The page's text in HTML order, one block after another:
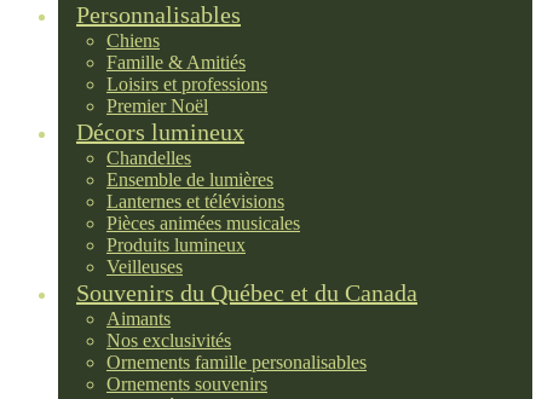
Personnalisables
Chiens
Famille & Amitiés
Loisirs et professions
Premier Noël
Décors lumineux
Chandelles
Ensemble de lumières
Lanternes et télévisions
Pièces animées musicales
Produits lumineux
Veilleuses
Souvenirs du Québec et du Canada
Aimants
Nos exclusivités
Ornements famille personalisables
Ornements souvenirs